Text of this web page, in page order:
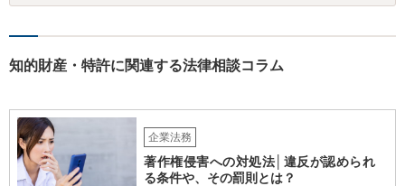
者側に認められるのは通常、その追加機能を含むソフトウェアを契約
みが使用できるのか、ベンダーが他の顧客にも同様の機能を提供でき
者に帰属させる、あるいはベンダーに帰属させつつ利用者に独占的な
使用権を認めるといった整理をすることも可能です。 したがって、費
用負担のみをもって著作権の帰属が決まるものではなく、著作物を創
作した主体と、当事者間の契約内容によって決まると考えられます。
知的財産・特許に関連する法律相談コラム
企業法務
著作権侵害への対処法│違反が認められ
る条件や、その罰則とは？